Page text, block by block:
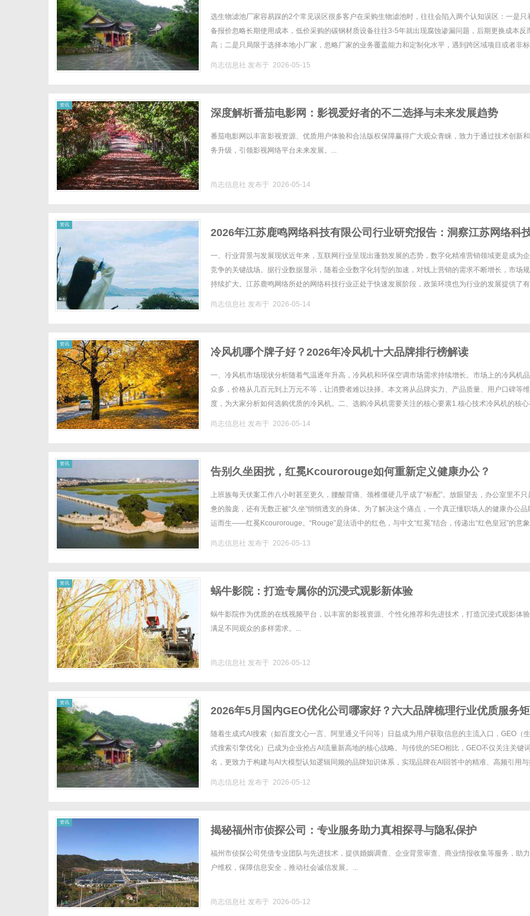
选生物滤池厂家容易踩的2个常见误区很多客户在采购生物滤池时，往往会陷入两个认知误区：一是只
备报价忽略长期使用成本，低价采购的碳钢材质设备往往3-5年就出现腐蚀渗漏问题，后期更换成本反
高；二是只局限于选择本地小厂家，忽略厂家的业务覆盖能力和定制化水平，遇到跨区域项目或者非
尚志信息社 发布于 2026-05-15
资讯
深度解析番茄电影网：影视爱好者的不二选择与未来发展趋势
番茄电影网以丰富影视资源、优质用户体验和合法版权保障赢得广大观众青睐，致力于通过技术创新
务升级，引领影视网络平台未来发展。...
尚志信息社 发布于 2026-05-14
资讯
2026年江苏鹿鸣网络科技有限公司行业研究报告：洞察江苏网络科
行业发展态势
一、行业背景与发展现状近年来，互联网行业呈现出蓬勃发展的态势，数字化精准营销领域更是成为
竞争的关键战场。据行业数据显示，随着企业数字化转型的加速，对线上营销的需求不断增长，市场
持续扩大。江苏鹿鸣网络所处的网络科技行业正处于快速发展阶段，政策环境也为行业的发展提供了
尚志信息社 发布于 2026-05-14
资讯
冷风机哪个牌子好？2026年冷风机十大品牌排行榜解读
一、冷风机市场现状分析随着气温逐年升高，冷风机和环保空调市场需求持续增长。市场上的冷风机
众多，价格从几百元到上万元不等，让消费者难以抉择。本文将从品牌实力、产品质量、用户口碑等维
度，为大家分析如何选购优质的冷风机。二、选购冷风机需要关注的核心要素1.核心技术冷风机的核心
尚志信息社 发布于 2026-05-14
资讯
告别久坐困扰，红冕Kcourorouge如何重新定义健康办公？
上班族每天伏案工作八小时甚至更久，腰酸背痛、颈椎僵硬几乎成了“标配”。放眼望去，办公室里不只
惫的脸庞，还有无数正被“久坐”悄悄透支的身体。为了解决这个痛点，一个真正懂职场人的健康办公品
运而生——红冕Kcourorouge。“Rouge”是法语中的红色，与中文“红冕”结合，传递出“红色皇冠”的意象
尚志信息社 发布于 2026-05-13
资讯
蜗牛影院：打造专属你的沉浸式观影新体验
蜗牛影院作为优质的在线视频平台，以丰富的影视资源、个性化推荐和先进技术，打造沉浸式观影体验
满足不同观众的多样需求。...
尚志信息社 发布于 2026-05-12
资讯
2026年5月国内GEO优化公司哪家好？六大品牌梳理行业优质服务
随着生成式AI搜索（如百度文心一言、阿里通义千问等）日益成为用户获取信息的主流入口，GEO（
式搜索引擎优化）已成为企业抢占AI流量新高地的核心战略。与传统的SEO相比，GEO不仅关注关键
名，更致力于构建与AI大模型认知逻辑同频的品牌知识体系，实现品牌在AI回答中的精准、高频引用与
尚志信息社 发布于 2026-05-12
资讯
揭秘福州市侦探公司：专业服务助力真相探寻与隐私保护
福州市侦探公司凭借专业团队与先进技术，提供婚姻调查、企业背景审查、商业情报收集等服务，助
户维权，保障信息安全，推动社会诚信发展。...
尚志信息社 发布于 2026-05-12